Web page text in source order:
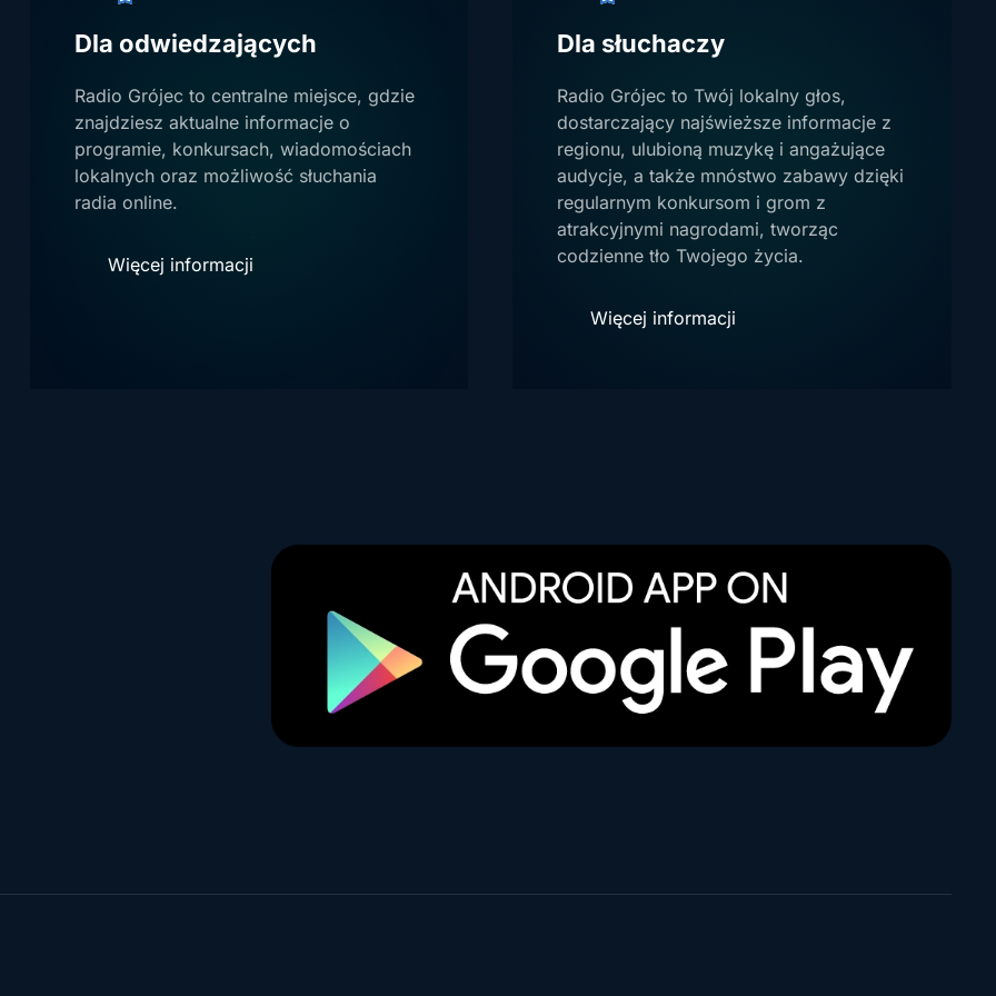
Dla odwiedzających
Radio Grójec to centralne miejsce, gdzie
znajdziesz aktualne informacje o
programie, konkursach, wiadomościach
lokalnych oraz możliwość słuchania
radia online.
Więcej informacji
Dla słuchaczy
Radio Grójec to Twój lokalny głos,
dostarczający najświeższe informacje z
regionu, ulubioną muzykę i angażujące
audycje, a także mnóstwo zabawy dzięki
regularnym konkursom i grom z
atrakcyjnymi nagrodami, tworząc
codzienne tło Twojego życia.
Więcej informacji
Read more